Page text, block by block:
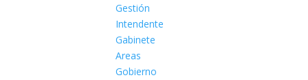
Gestión
Intendente
Gabinete
Areas
Gobierno